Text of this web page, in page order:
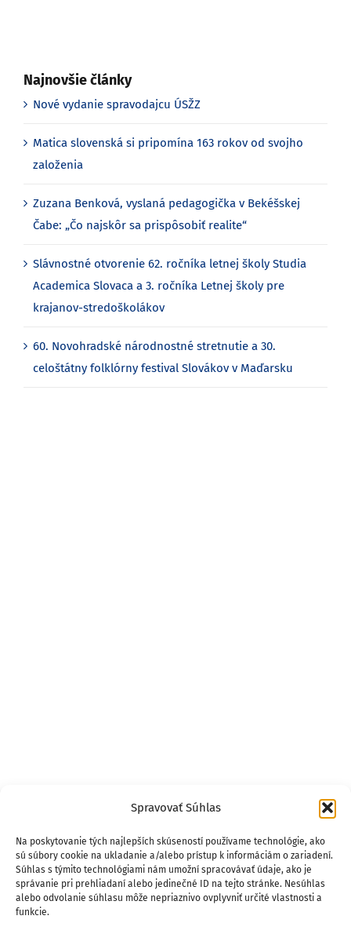
Spravovať Súhlas
Na poskytovanie tých najlepších skúseností používame technológie, ako
sú súbory cookie na ukladanie a/alebo prístup k informáciám o zariadení.
Súhlas s týmito technológiami nám umožní spracovávať údaje, ako je
správanie pri prehliadaní alebo jedinečné ID na tejto stránke. Nesúhlas
alebo odvolanie súhlasu môže nepriaznivo ovplyvniť určité vlastnosti a
funkcie.
Najnovšie články
Nové vydanie spravodajcu ÚSŽZ
Matica slovenská si pripomína 163 rokov od svojho
založenia
Zuzana Benková, vyslaná pedagogička v Bekéšskej
Čabe: „Čo najskôr sa prispôsobiť realite“
Slávnostné otvorenie 62. ročníka letnej školy Studia
Academica Slovaca a 3. ročníka Letnej školy pre
krajanov-stredoškolákov
60. Novohradské národnostné stretnutie a 30.
celoštátny folklórny festival Slovákov v Maďarsku